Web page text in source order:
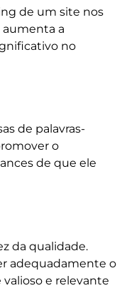
de um site nos
aumenta a
no
de palavras-
o
de que ele
da qualidade.
adequadamente o
e relevante